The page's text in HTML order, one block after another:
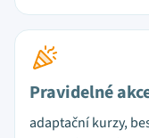
Pravidelné
adaptační kurzy,